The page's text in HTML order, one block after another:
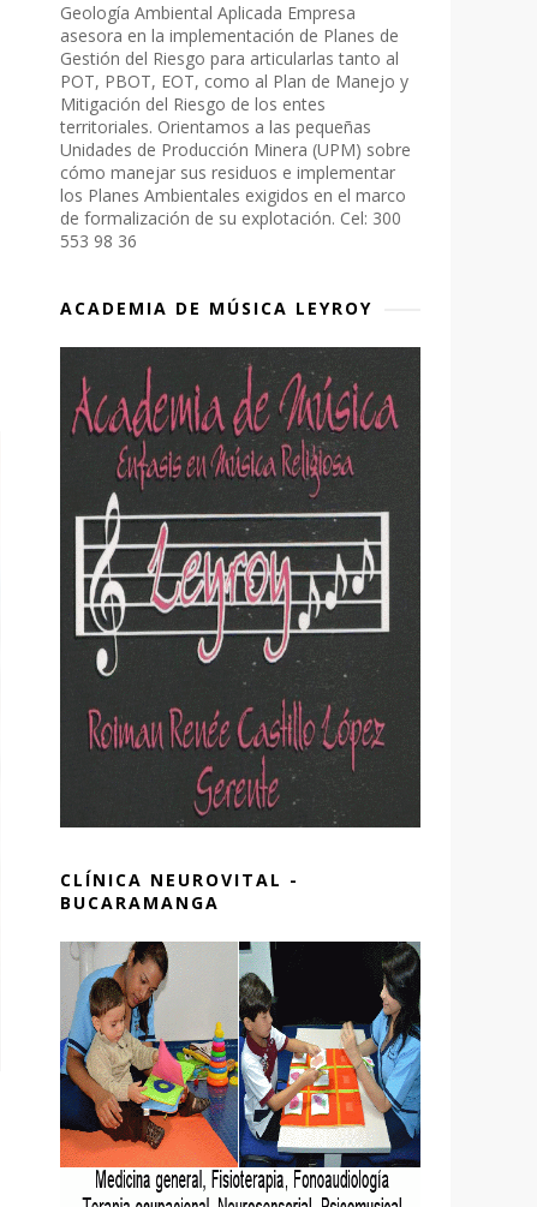
Geología Ambiental Aplicada Empresa
asesora en la implementación de Planes de
Gestión del Riesgo para articularlas tanto al
POT, PBOT, EOT, como al Plan de Manejo y
Mitigación del Riesgo de los entes
territoriales. Orientamos a las pequeñas
Unidades de Producción Minera (UPM) sobre
cómo manejar sus residuos e implementar
los Planes Ambientales exigidos en el marco
de formalización de su explotación. Cel: 300
553 98 36
ACADEMIA DE MÚSICA LEYROY
CLÍNICA NEUROVITAL -
BUCARAMANGA